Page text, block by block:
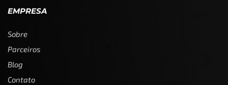
EMPRESA
Sobre
Parceiros
Blog
Contato